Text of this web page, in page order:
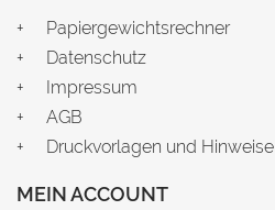
Papiergewichtsrechner
Datenschutz
Impressum
AGB
Druckvorlagen und Hinweise
MEIN ACCOUNT